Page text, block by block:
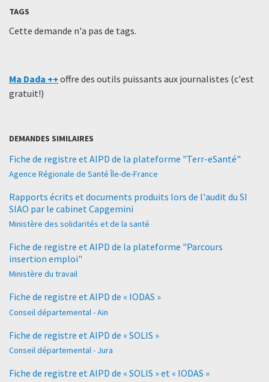
TAGS
Cette demande n'a pas de tags.
Ma Dada ++ offre des outils puissants aux journalistes (c'est
gratuit!)
DEMANDES SIMILAIRES
Fiche de registre et AIPD de la plateforme "Terr-eSanté"
Agence Régionale de Santé Île-de-France
Rapports écrits et documents produits lors de l'audit du SI
SIAO par le cabinet Capgemini
Ministère des solidarités et de la santé
Fiche de registre et AIPD de la plateforme "Parcours
insertion emploi"
Ministère du travail
Fiche de registre et AIPD de « IODAS »
Conseil départemental - Ain
Fiche de registre et AIPD de « SOLIS »
Conseil départemental - Jura
Fiche de registre et AIPD de « SOLIS » et « IODAS »